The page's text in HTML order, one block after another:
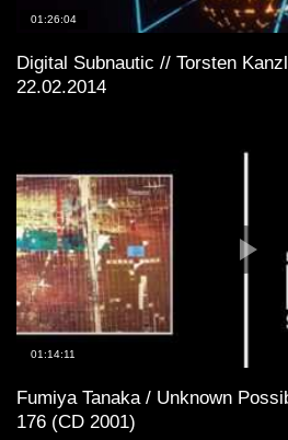
01:26:04
Digital Subnautic // Torsten
22.02.2014
01:14:11
Fumiya Tanaka / Unknown
176 (CD 2001)